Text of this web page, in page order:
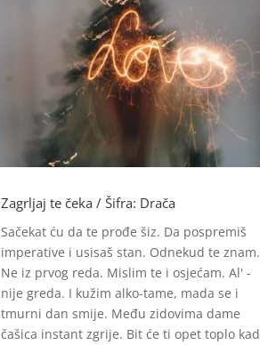
Zagrljaj te čeka / Šifra: Drača
Sačekat ću da te prođe šiz. Da pospremiš
imperative i usisaš stan. Odnekud te znam.
Ne iz prvog reda. Mislim te i osjećam. Al' -
nije greda. I kužim alko-tame, mada se i
tmurni dan smije. Među zidovima dame
čašica instant zgrije. Bit će ti opet toplo kad